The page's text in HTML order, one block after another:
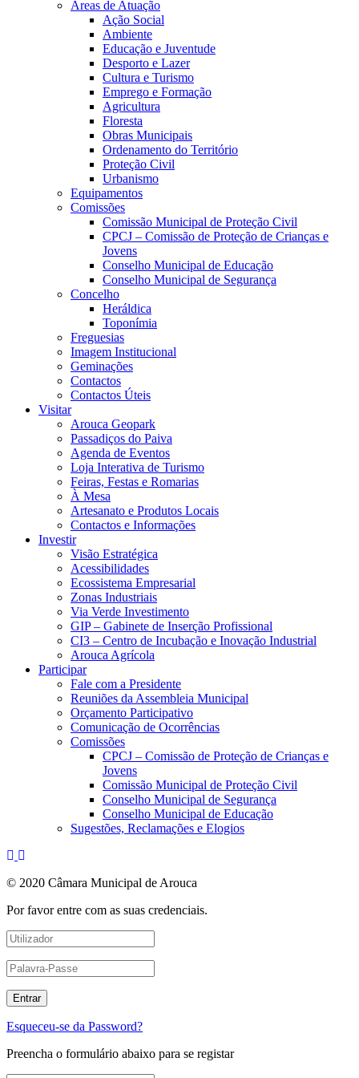
Áreas de Atuação
Ação Social
Ambiente
Educação e Juventude
Desporto e Lazer
Cultura e Turismo
Emprego e Formação
Agricultura
Floresta
Obras Municipais
Ordenamento do Território
Proteção Civil
Urbanismo
Equipamentos
Comissões
Comissão Municipal de Proteção Civil
CPCJ – Comissão de Proteção de Crianças e
Jovens
Conselho Municipal de Educação
Conselho Municipal de Segurança
Concelho
Heráldica
Toponímia
Freguesias
Imagem Institucional
Geminações
Contactos
Contactos Úteis
Visitar
Arouca Geopark
Passadiços do Paiva
Agenda de Eventos
Loja Interativa de Turismo
Feiras, Festas e Romarias
À Mesa
Artesanato e Produtos Locais
Contactos e Informações
Investir
Visão Estratégica
Acessibilidades
Ecossistema Empresarial
Zonas Industriais
Via Verde Investimento
GIP – Gabinete de Inserção Profissional
CI3 – Centro de Incubação e Inovação Industrial
Arouca Agrícola
Participar
Fale com a Presidente
Reuniões da Assembleia Municipal
Orçamento Participativo
Comunicação de Ocorrências
Comissões
CPCJ – Comissão de Proteção de Crianças e
Jovens
Comissão Municipal de Proteção Civil
Conselho Municipal de Segurança
Conselho Municipal de Educação
Sugestões, Reclamações e Elogios
© 2020 Câmara Municipal de Arouca
Por favor entre com as suas credenciais.
Esqueceu-se da Password?
Preencha o formulário abaixo para se registar